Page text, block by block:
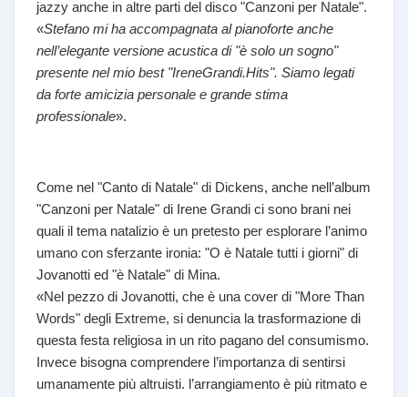
jazzy anche in altre parti del disco "Canzoni per Natale".
«Stefano mi ha accompagnata al pianoforte anche
nell’elegante versione acustica di "è solo un sogno"
presente nel mio best "IreneGrandi.Hits". Siamo legati
da forte amicizia personale e grande stima
professionale».
Come nel "Canto di Natale" di Dickens, anche nell’album
"Canzoni per Natale" di Irene Grandi ci sono brani nei
quali il tema natalizio è un pretesto per esplorare l’animo
umano con sferzante ironia: "O è Natale tutti i giorni" di
Jovanotti ed "è Natale" di Mina.
«Nel pezzo di Jovanotti, che è una cover di "More Than
Words" degli Extreme, si denuncia la trasformazione di
questa festa religiosa in un rito pagano del consumismo.
Invece bisogna comprendere l’importanza di sentirsi
umanamente più altruisti. l’arrangiamento è più ritmato e